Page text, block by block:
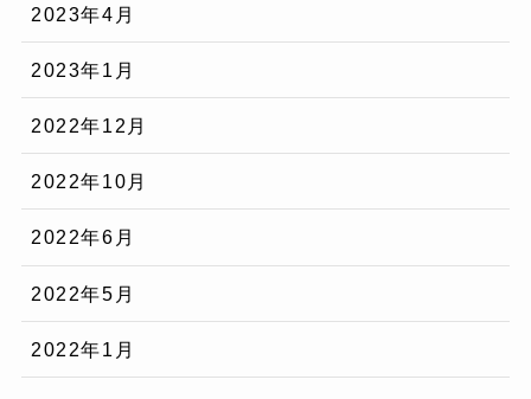
2023年4月
2023年1月
2022年12月
2022年10月
2022年6月
2022年5月
2022年1月